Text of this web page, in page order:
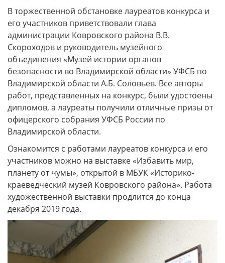
В торжественной обстановке лауреатов конкурса и
его участников приветствовали глава
администрации Ковровского района В.В.
Скороходов и руководитель музейного
объединения «Музей истории органов
безопасности во Владимирской области» УФСБ по
Владимирской области А.Б. Соловьев. Все авторы
работ, представленных на конкурс, были удостоены
дипломов, а лауреаты получили отличные призы от
офицерского собрания УФСБ России по
Владимирской области.
Ознакомится с работами лауреатов конкурса и его
участников можно на выставке «Избавить мир,
планету от чумы», открытой в МБУК «Историко-
краеведческий музей Ковровского района». Работа
художественной выставки продлится до конца
декабря 2019 года.